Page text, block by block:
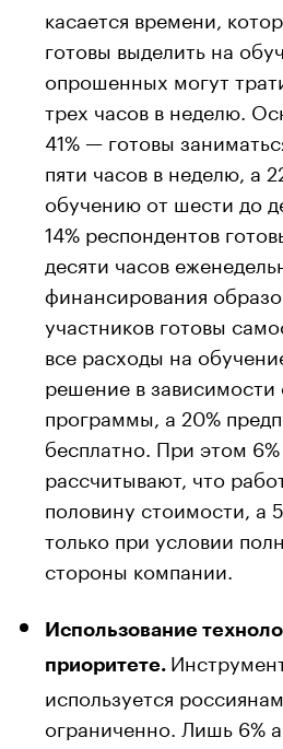
касается времени,
готовы выделить на
опрошенных могут
трех часов в неделю.
41% — готовы
пяти часов в неделю, а
обучению от шести до
14% респондентов
десяти часов
финансирования
участников готовы
все расходы на
решение в зависимости
программы, а 20%
бесплатно. При этом
рассчитывают, что
половину стоимости, а
только при условии
стороны компании.
Использование
приоритете.
используется
ограниченно. Лишь 6%